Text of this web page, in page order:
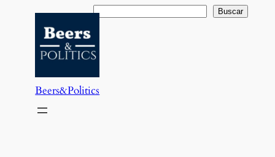
contenido
Buscar Buscar
Beers&Politics